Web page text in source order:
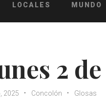
LOCALES MUNDO
2
2025 Concolón Glosas